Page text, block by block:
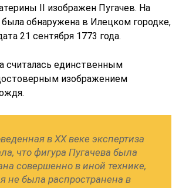
II изображен Пугачев. На
была обнаружена в Илецком городке,
21 сентября 1773 года.
считалась единственным
изображением
в XX веке экспертиза
что фигура Пугачева была
совершенно в иной технике,
не была распространена в